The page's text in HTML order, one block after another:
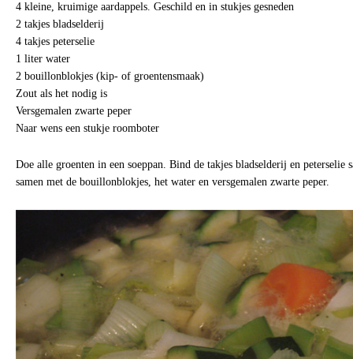
4 kleine, kruimige aardappels. Geschild en in stukjes gesneden
2 takjes bladselderij
4 takjes peterselie
1 liter water
2 bouillonblokjes (kip- of groentensmaak)
Zout als het nodig is
Versgemalen zwarte peper
Naar wens een stukje roomboter
Doe alle groenten in een soeppan. Bind de takjes bladselderij en peterselie
samen met de bouillonblokjes, het water en versgemalen zwarte peper.